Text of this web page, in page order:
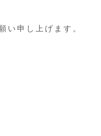
い申し上げます。